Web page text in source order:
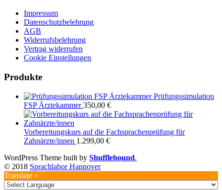
Impressum
Datenschutzbelehrung
AGB
Widerrufsbelehrung
Vertrag widerrufen
Cookie Einstellungen
Produkte
Prüfungssimulation
FSP Ärztekammer 350,00 €
Vorbereitungskurs auf die Fachsprachenprüfung für
Zahnärzte/innen 1.299,00 €
WordPress Theme built by Shufflehound.
© 2018 Sprachlabor Hannover
Translate »